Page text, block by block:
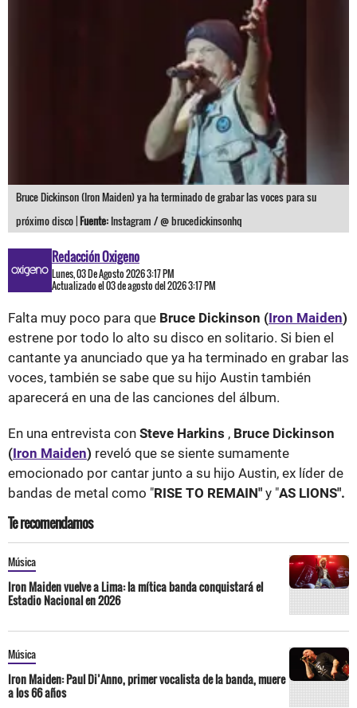
Bruce Dickinson (Iron Maiden) ya ha terminado de grabar las voces para su
próximo disco |Fuente: Instagram / @ brucedickinsonhq
Redacción Oxigeno
Lunes, 03 De Agosto 2026 3:17 PM
Actualizado el 03 de agosto del 2026 3:17 PM
Falta muy poco para que Bruce Dickinson (Iron Maiden)
estrene por todo lo alto su disco en solitario. Si bien el
cantante ya anunciado que ya ha terminado en grabar las
voces, también se sabe que su hijo Austin también
aparecerá en una de las canciones del álbum.
En una entrevista con Steve Harkins , Bruce Dickinson
(Iron Maiden) reveló que se siente sumamente
emocionado por cantar junto a su hijo Austin, ex líder de
bandas de metal como "RISE TO REMAIN" y "AS LIONS".
Te recomendamos
Música
Iron Maiden vuelve a Lima: la mítica banda conquistará el
Estadio Nacional en 2026
Música
Iron Maiden: Paul Di’Anno, primer vocalista de la banda, muere
a los 66 años